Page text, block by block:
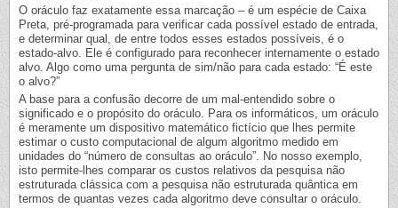
O oráculo faz exatamente essa marcação – é um espécie de Caixa
Preta, pré-programada para verificar cada possível estado de entrada,
e determinar qual, de entre todos esses estados possíveis, é o
estado-alvo. Ele é configurado para reconhecer internamente o estado
alvo. Algo como uma pergunta de sim/não para cada estado: “É este
o alvo?”
A base para a confusão decorre de um mal-entendido sobre o
significado e o propósito do oráculo. Para os informáticos, um oráculo
é meramente um dispositivo matemático fictício que lhes permite
estimar o custo computacional de algum algoritmo medido em
unidades do “número de consultas ao oráculo”. No nosso exemplo,
isto permite-lhes comparar os custos relativos da pesquisa não
estruturada clássica com a pesquisa não estruturada quântica em
termos de quantas vezes cada algoritmo deve consultar o oráculo.